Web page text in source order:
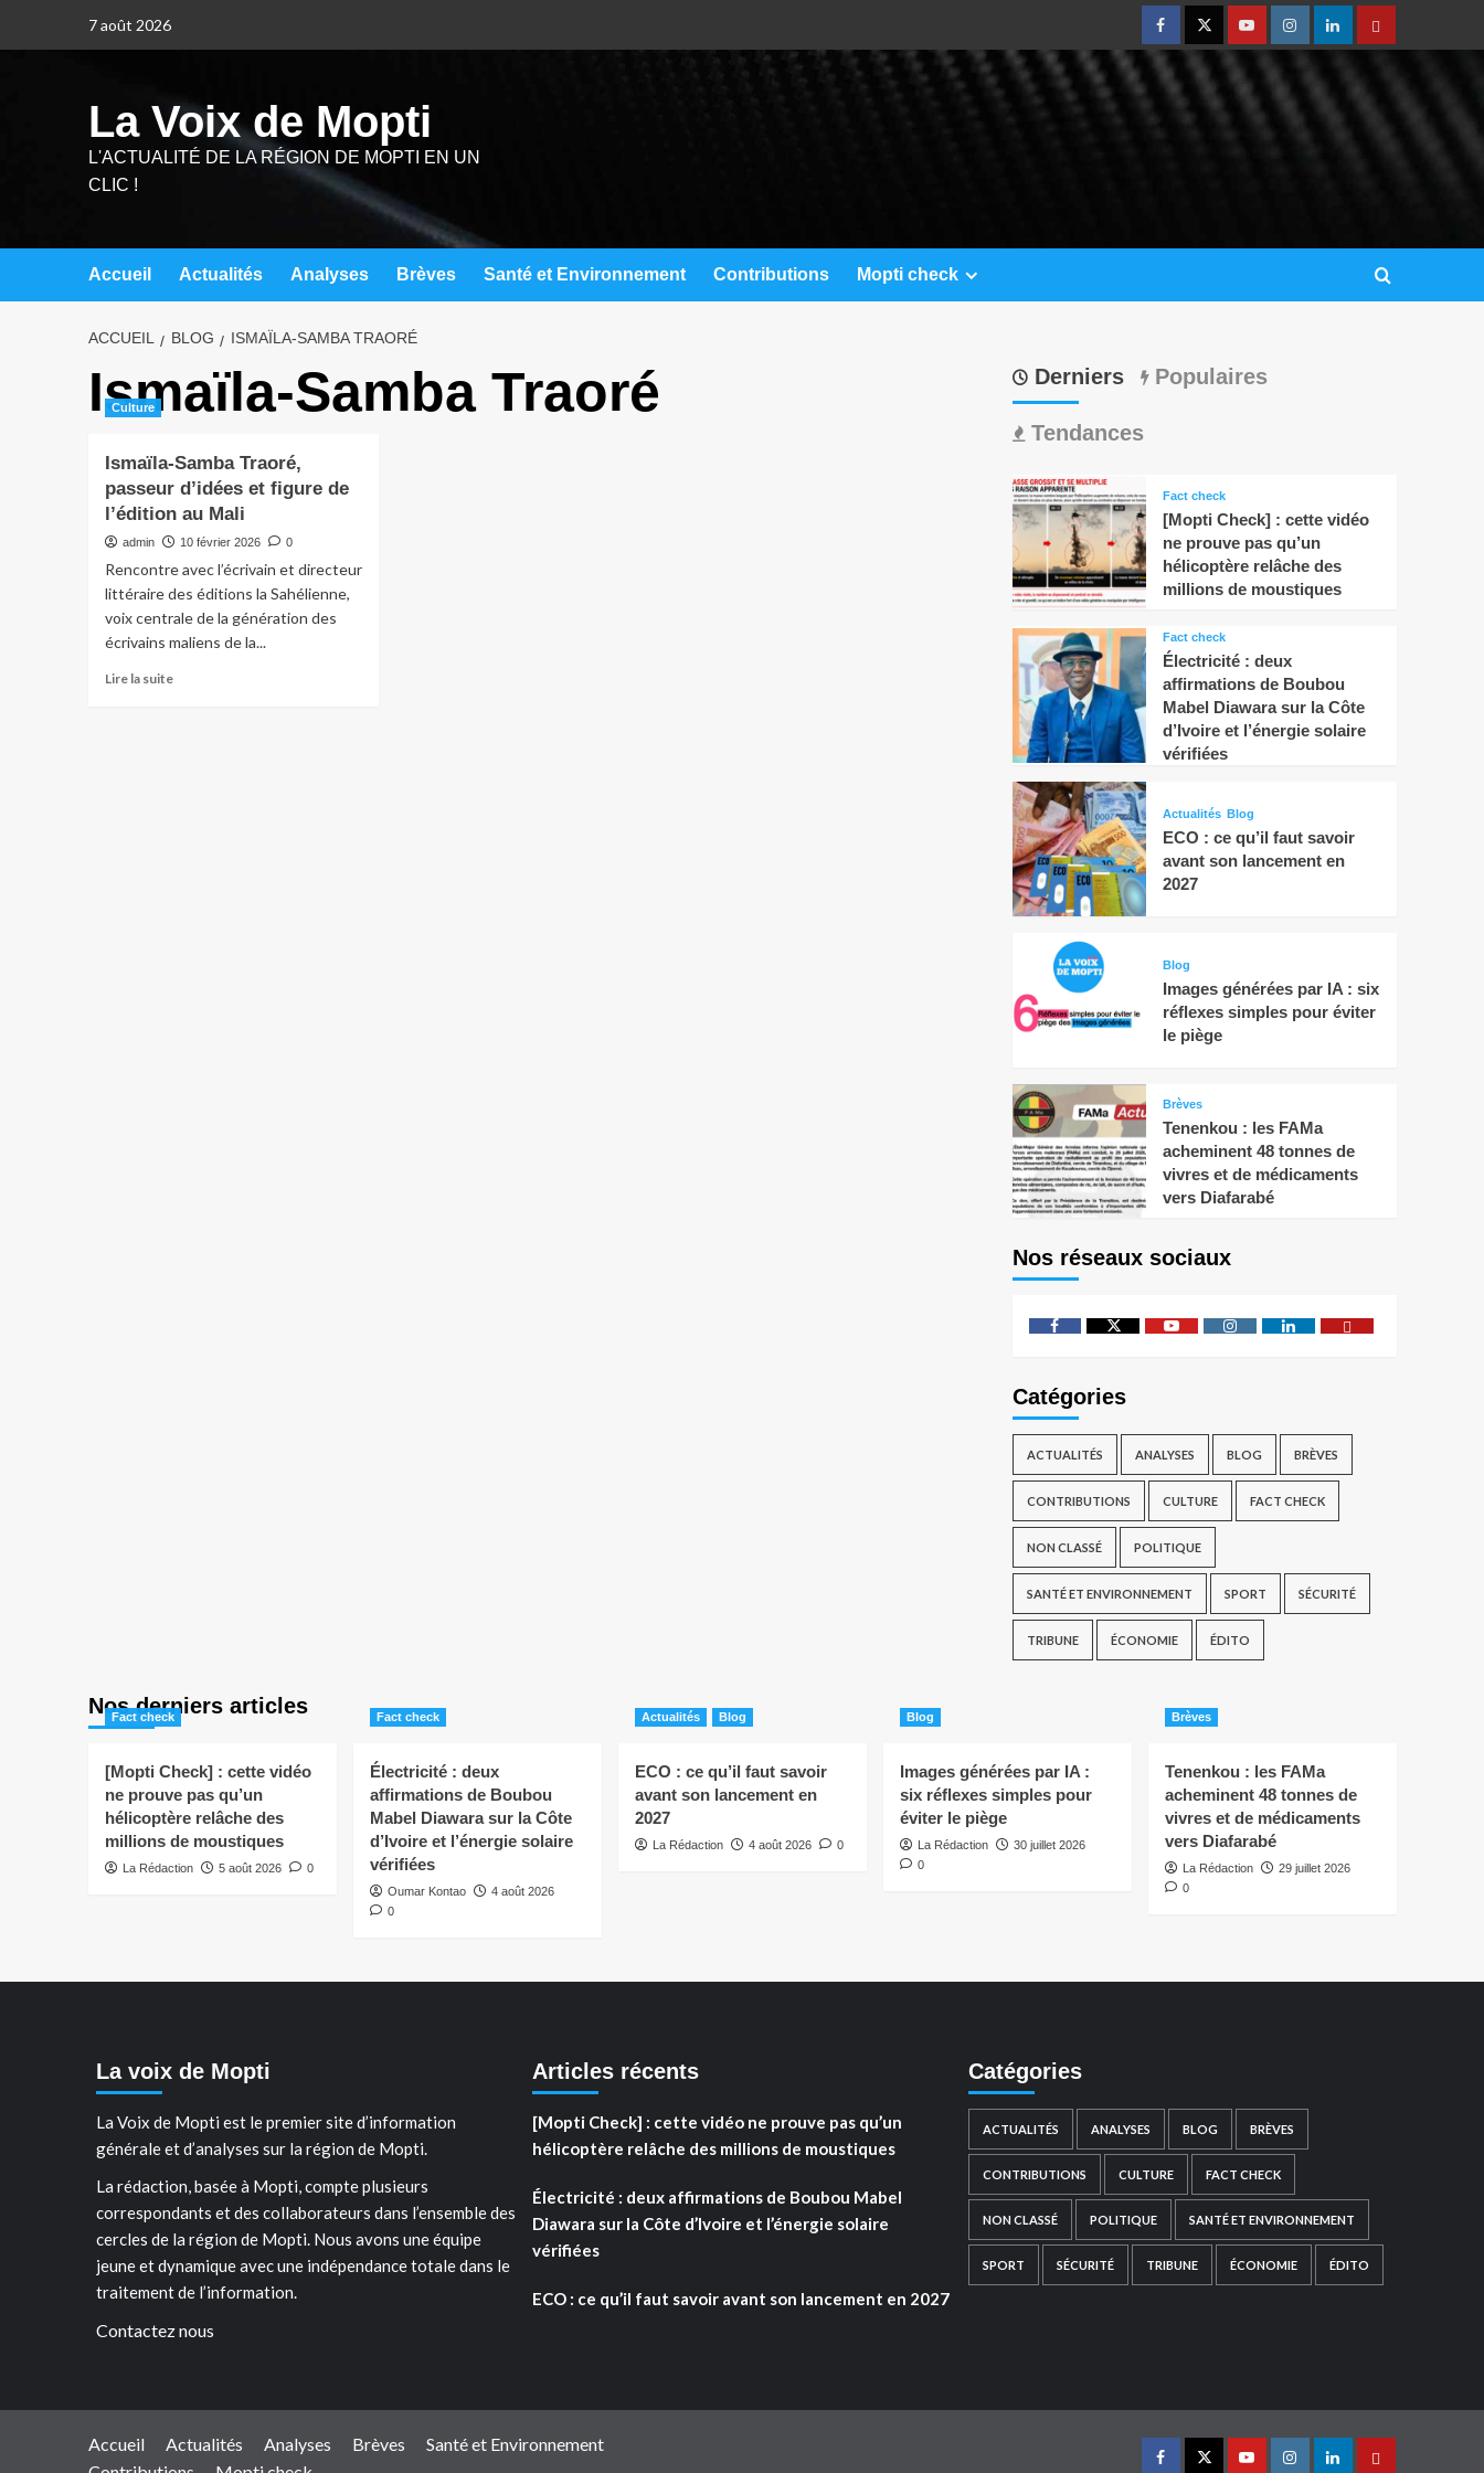
7 août 2026
La Voix de Mopti
L'ACTUALITÉ DE LA RÉGION DE MOPTI EN UN
CLIC !
Accueil Actualités Analyses Brèves Santé et Environnement Contributions Mopti check
ACCUEIL BLOG ISMAÏLA-SAMBA TRAORÉ
Ismaïla-Samba Traoré
Culture
Ismaïla-Samba Traoré,
passeur d’idées et figure de
l’édition au Mali
admin 10 février 2026 0
Rencontre avec l’écrivain et directeur
littéraire des éditions la Sahélienne,
voix centrale de la génération des
écrivains maliens de la...
Lire la suite
Derniers Populaires
Tendances
Fact check
[Mopti Check] : cette vidéo
ne prouve pas qu’un
hélicoptère relâche des
millions de moustiques
Fact check
Électricité : deux
affirmations de Boubou
Mabel Diawara sur la Côte
d’Ivoire et l’énergie solaire
vérifiées
Actualités Blog
ECO : ce qu’il faut savoir
avant son lancement en
2027
Blog
Images générées par IA : six
réflexes simples pour éviter
le piège
Brèves
Tenenkou : les FAMa
acheminent 48 tonnes de
vivres et de médicaments
vers Diafarabé
Nos réseaux sociaux
Catégories
ACTUALITÉS ANALYSES BLOG BRÈVES
CONTRIBUTIONS CULTURE FACT CHECK
NON CLASSÉ POLITIQUE
SANTÉ ET ENVIRONNEMENT SPORT SÉCURITÉ
TRIBUNE ÉCONOMIE ÉDITO
Nos derniers articles
Fact check
[Mopti Check] : cette vidéo
ne prouve pas qu’un
hélicoptère relâche des
millions de moustiques
La Rédaction 5 août 2026 0
Fact check
Électricité : deux
affirmations de Boubou
Mabel Diawara sur la Côte
d’Ivoire et l’énergie solaire
vérifiées
Oumar Kontao
4 août 2026
0
Actualités Blog
ECO : ce qu’il faut savoir
avant son lancement en
2027
La Rédaction 4 août 2026 0
Blog
Images générées par IA :
six réflexes simples pour
éviter le piège
La Rédaction
30 juillet 2026
0
Brèves
Tenenkou : les FAMa
acheminent 48 tonnes de
vivres et de médicaments
vers Diafarabé
La Rédaction
29 juillet 2026
0
La voix de Mopti
La Voix de Mopti est le premier site d’information
générale et d’analyses sur la région de Mopti.
La rédaction, basée à Mopti, compte plusieurs
correspondants et des collaborateurs dans l’ensemble des
cercles de la région de Mopti. Nous avons une équipe
jeune et dynamique avec une indépendance totale dans le
traitement de l’information.
Contactez nous
Articles récents
[Mopti Check] : cette vidéo ne prouve pas qu’un
hélicoptère relâche des millions de moustiques
Électricité : deux affirmations de Boubou Mabel
Diawara sur la Côte d’Ivoire et l’énergie solaire
vérifiées
ECO : ce qu’il faut savoir avant son lancement en 2027
Catégories
ACTUALITÉS ANALYSES BLOG BRÈVES
CONTRIBUTIONS CULTURE FACT CHECK
NON CLASSÉ POLITIQUE SANTÉ ET ENVIRONNEMENT
SPORT SÉCURITÉ TRIBUNE ÉCONOMIE ÉDITO
Accueil Actualités Analyses Brèves
Santé et Environnement